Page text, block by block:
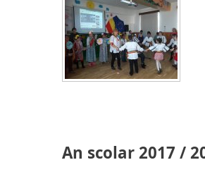
An scolar 2017 /